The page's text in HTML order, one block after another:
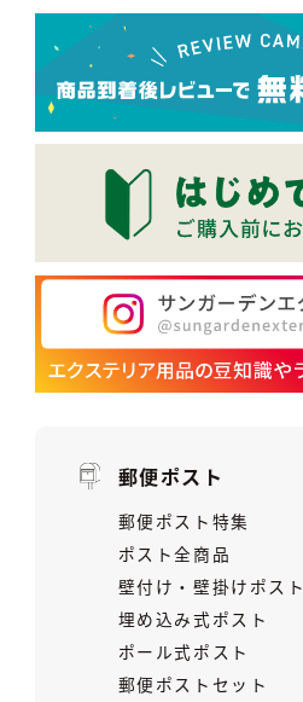
郵便ポスト
郵便ポスト特集
ポスト全商品
壁付け・壁掛けポスト
埋め込み式ポスト
ポール式ポスト
郵便ポストセット